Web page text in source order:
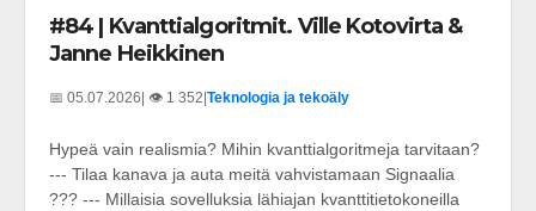
#84 | Kvanttialgoritmit. Ville Kotovirta &
Janne Heikkinen
📅 05.07.2026 | 👁️ 1 352 Teknologia ja tekoäly
Hypeä vain realismia? Mihin kvanttialgoritmeja tarvitaan?
--- Tilaa kanava ja auta meitä vahvistamaan Signaalia
??? --- Millaisia sovelluksia lähiajan kvanttitietokoneilla